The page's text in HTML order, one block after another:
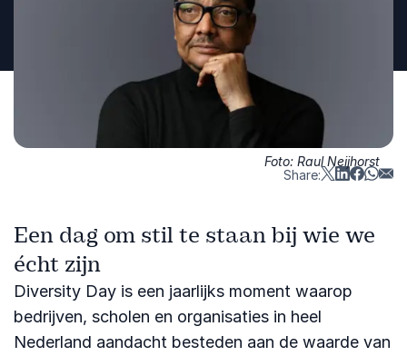
Foto: Raul Neijhorst
Share:
Een dag om stil te staan bij wie we
écht zijn
Diversity Day is een jaarlijks moment waarop
bedrijven, scholen en organisaties in heel
Nederland aandacht besteden aan de waarde van